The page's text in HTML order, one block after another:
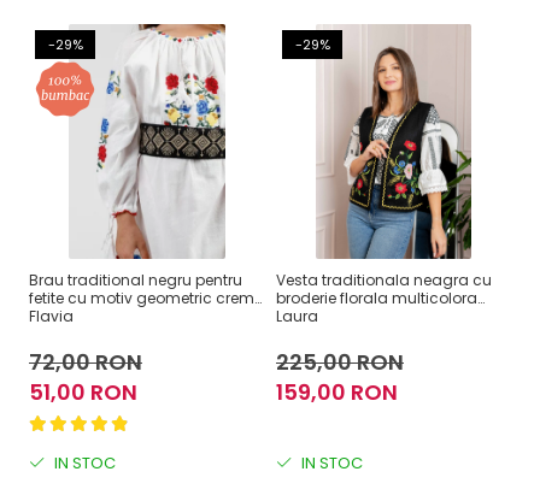
-29%
Brau traditional negru pentru
fetite cu motiv geometric crem
Flavia
72,00 RON
51,00 RON
IN STOC
-29%
Vesta traditionala neagra cu
broderie florala multicolora
Laura
225,00 RON
159,00 RON
IN STOC